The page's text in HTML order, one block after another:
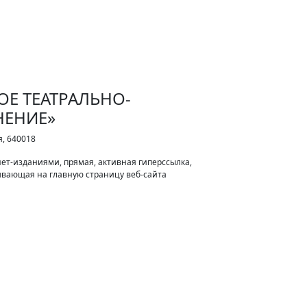
ТЕАТРАЛЬНО-
640018
изданиями, прямая, активная гиперссылка,
на главную страницу веб-сайта